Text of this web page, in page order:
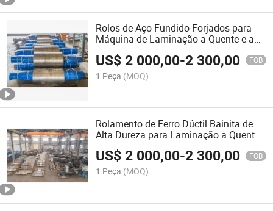
Rolos de Aço Fundido Forjados para
Máquina de Laminação a Quente e a
US$2 000,00-2 300,00 FOB
1 Peça (MOQ)
Rolamento de Ferro Dúctil Bainita de
Alta Dureza para Laminação a Quente
e a Frio
US$2 000,00-2 300,00 FOB
1 Peça (MOQ)